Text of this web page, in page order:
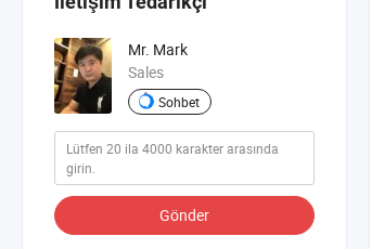
Mr. Mark
Sales
Sohbet
Gönder